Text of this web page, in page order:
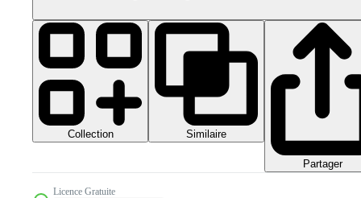
Collection Similaire
Partager
Licence Gratuite